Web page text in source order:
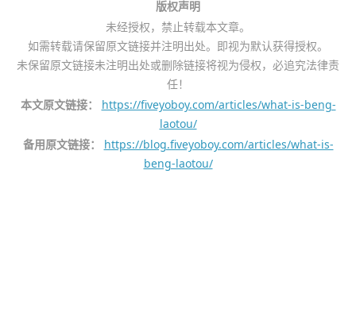
版权声明
未经授权，禁止转载本文章。
如需转载请保留原文链接并注明出处。即视为默认获得授权。
未保留原文链接未注明出处或删除链接将视为侵权，必追究法律责
任！
本文原文链接：
https://fiveyoboy.com/articles/what-is-beng-
laotou/
备用原文链接：
https://blog.fiveyoboy.com/articles/what-is-
beng-laotou/